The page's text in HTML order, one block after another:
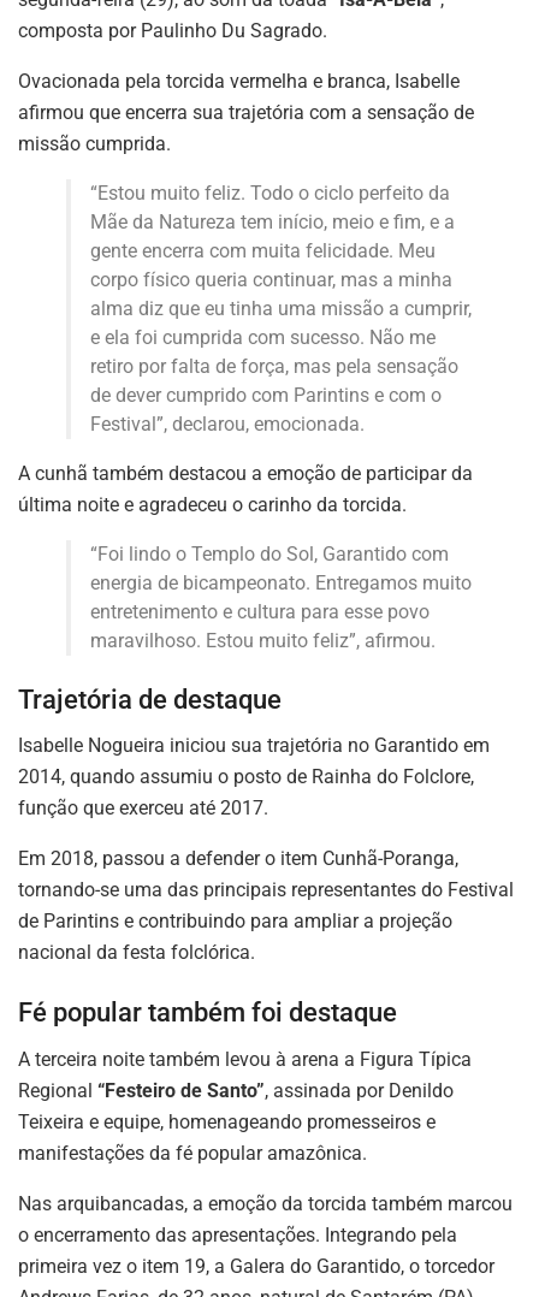
composta por Paulinho Du Sagrado.
Ovacionada pela torcida vermelha e branca, Isabelle
afirmou que encerra sua trajetória com a sensação de
missão cumprida.
“Estou muito feliz. Todo o ciclo perfeito da
Mãe da Natureza tem início, meio e fim, e a
gente encerra com muita felicidade. Meu
corpo físico queria continuar, mas a minha
alma diz que eu tinha uma missão a cumprir,
e ela foi cumprida com sucesso. Não me
retiro por falta de força, mas pela sensação
de dever cumprido com Parintins e com o
Festival”, declarou, emocionada.
A cunhã também destacou a emoção de participar da
última noite e agradeceu o carinho da torcida.
“Foi lindo o Templo do Sol, Garantido com
energia de bicampeonato. Entregamos muito
entretenimento e cultura para esse povo
maravilhoso. Estou muito feliz”, afirmou.
Trajetória de destaque
Isabelle Nogueira iniciou sua trajetória no Garantido em
2014, quando assumiu o posto de Rainha do Folclore,
função que exerceu até 2017.
Em 2018, passou a defender o item Cunhã-Poranga,
tornando-se uma das principais representantes do Festival
de Parintins e contribuindo para ampliar a projeção
nacional da festa folclórica.
Fé popular também foi destaque
A terceira noite também levou à arena a Figura Típica
Regional “Festeiro de Santo”, assinada por Denildo
Teixeira e equipe, homenageando promesseiros e
manifestações da fé popular amazônica.
Nas arquibancadas, a emoção da torcida também marcou
o encerramento das apresentações. Integrando pela
primeira vez o item 19, a Galera do Garantido, o torcedor